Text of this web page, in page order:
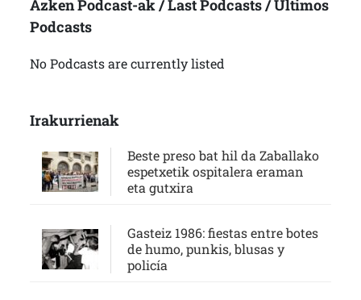
Azken Podcast-ak / Last Podcasts / Últimos
Podcasts
No Podcasts are currently listed
Irakurrienak
Beste preso bat hil da Zaballako
espetxetik ospitalera eraman
eta gutxira
Gasteiz 1986: fiestas entre botes
de humo, punkis, blusas y
policía